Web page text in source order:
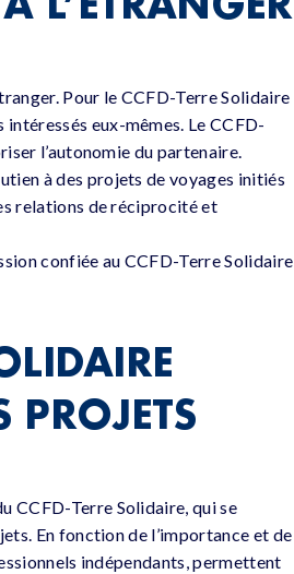
Pour le CCFD-Terre Solidaire
eux-mêmes. Le CCFD-
l’autonomie du partenaire.
à des projets de voyages initiés
relations de réciprocité et
confiée au CCFD-Terre Solidaire
PROJETS
CCFD-Terre Solidaire, qui se
En fonction de l’importance et de
indépendants, permettent